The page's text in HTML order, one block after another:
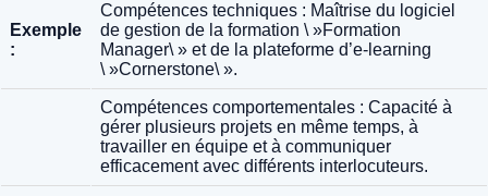
Exemple
:
Compétences techniques : Maîtrise du logiciel
de gestion de la formation \ »Formation
Manager\ » et de la plateforme d’e-learning
\ »Cornerstone\ ».
Compétences comportementales : Capacité à
gérer plusieurs projets en même temps, à
travailler en équipe et à communiquer
efficacement avec différents interlocuteurs.